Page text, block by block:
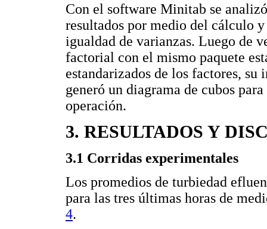
Con el software Minitab se
resultados por medio del cálculo
igualdad de varianzas. Luego de
factorial con el mismo paquete
estandarizados de los factores,
generó un diagrama de cubos
operación.
3. RESULTADOS Y
3.1 Corridas experimentales
Los promedios de turbiedad
para las tres últimas horas de
4.